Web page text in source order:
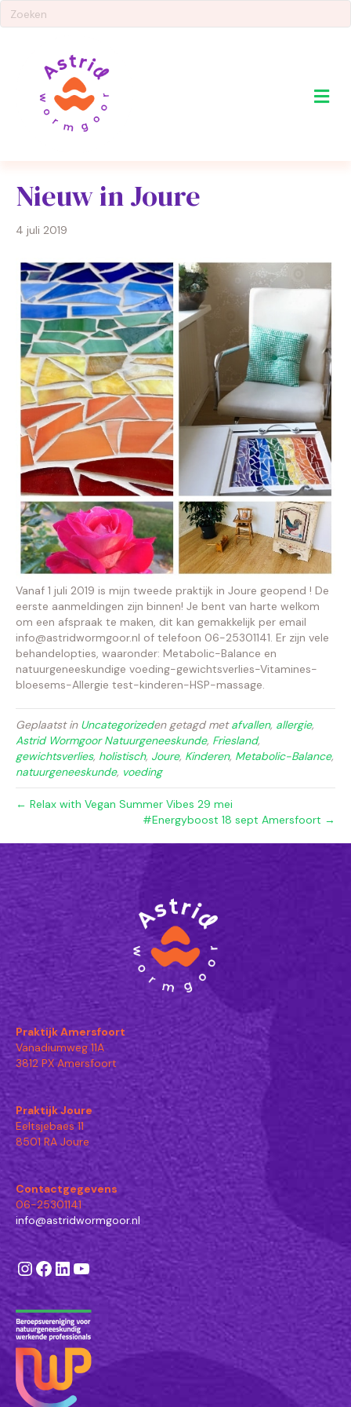
Nieuw in Joure
4 juli 2019
Vanaf 1 juli 2019 is mijn tweede praktijk in Joure geopend ! De
eerste aanmeldingen zijn binnen! Je bent van harte welkom
om een afspraak te maken, dit kan gemakkelijk per email
info@astridwormgoor.nl of telefoon 06-25301141. Er zijn vele
behandelopties, waaronder: Metabolic-Balance en
natuurgeneeskundige voeding-gewichtsverlies-Vitamines-
bloesems-Allergie test-kinderen-HSP-massage.
Geplaatst in Uncategorizeden getagd metafvallen, allergie,
Astrid Wormgoor Natuurgeneeskunde, Friesland,
gewichtsverlies, holistisch, Joure, Kinderen, Metabolic-Balance,
natuurgeneeskunde, voeding
← Relax with Vegan Summer Vibes 29 mei
#Energyboost 18 sept Amersfoort →
Praktijk Amersfoort
Vanadiumweg 11A
3812 PX Amersfoort
Praktijk Joure
Eeltsjebaes 11
8501 RA Joure
Contactgegevens
06-25301141
info@astridwormgoor.nl
Instagram
Facebook
LinkedIn
YouTube